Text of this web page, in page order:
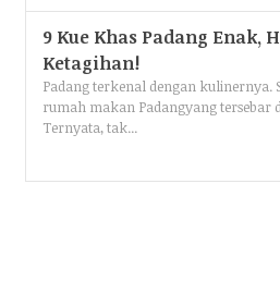
9 Kue Khas Padang Enak,
Ketagihan!
Padang terkenal dengan kulinernya.
rumah makan Padangyang tersebar
Ternyata, tak...